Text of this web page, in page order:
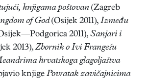
knjigama poštovan (Zagreb
of God(Osijek 2011), Između
2011), Sanjari i
2013), Zbornik o Ivi Frangešu
hrvatskoga glagoljaštva
knjige Povratak zavičajnicima